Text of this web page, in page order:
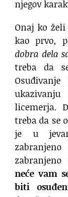
njegov
Onaj ko
kao prvo,
dobra dela
treba da
licemerja.
treba da se
je u
neće vam
biti